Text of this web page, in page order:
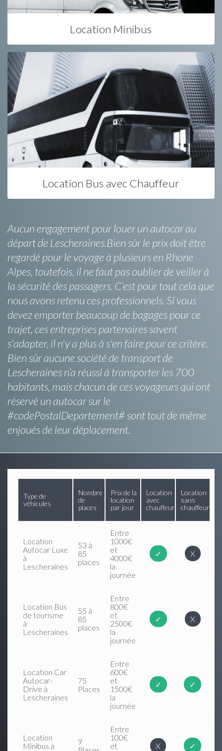
Location Minibus
Location Bus avec Chauffeur
Aucun engagement pour louer un autocar au
départ de Lescheraines.Bien sûr le prix doit être
regardé pour le voyage à plusieurs en Rhone
Alpes, toutefois, il ne faut pas oublier de veiller à
la sécurité des passagers. C’est pour tout cela que
nous avons retenu ces professionnels. Si vous
devez emporter beaucoup de bagages pour ce
trajet, ces entreprises partenaires savent
s'adapter, il n'y a plus à s'en faire pour ce critère.
Bien sûr aucune société de transport de
Lescheraines n’a réussi à transporter les 700
habitants, mais chacun de ces voyageurs qui ont
réservé un autocar sur le
#codePostalDepartement# sont tout de même
enjoués de leur déplacement.
Type de
véhicules
Nombre
de
places
Prix de la
location
par jour
Location
avec
chauffeur
Location
sans
chauffeur
Location
Autocar Luxe
à
Lescheraines
53 à
85
places
Entre
1000€
et
4000€
la
journée
✓ X
Location Bus
de tourisme
à
Lescheraines
55 à
85
places
Entre
800€
et
2500€
la
journée
✓ X
Location Car
Autocar-
Drive à
Lescheraines
75
Places
Entre
600€
et
1500€
la
journée
✓ ✓
Location
Minibus à
9
Entre
100€
et
X ✓